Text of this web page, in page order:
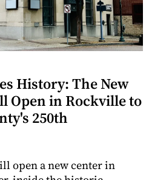
History: The New
Open in Rockville to
250th
open a new center in